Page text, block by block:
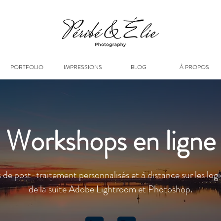
PORTFOLIO IMPRESSIONS BLOG À PROPOS
Workshops en ligne
post-traitement personnalisés et à distance sur les
de la suite Adobe Lightroom et Photoshop.